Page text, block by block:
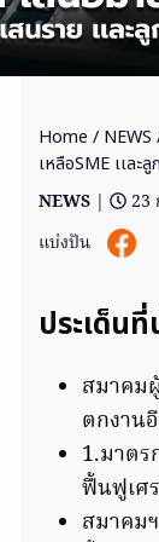
Home / NEWS
เหลือSME เเละ
NEWS |
23
แบ่งปัน
ประเด็น
สมาคม
ตกงาน
1.มาตร
ฟื้นฟูเศ
สมาคม